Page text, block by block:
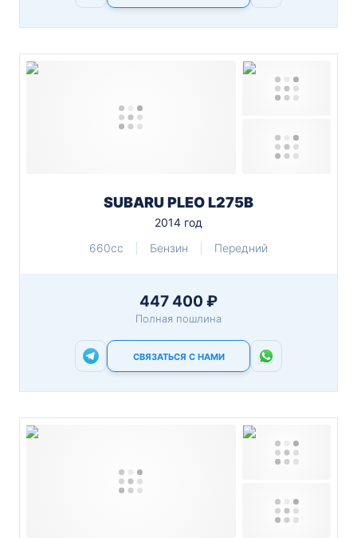
SUBARU PLEO L275B
2014 год
660cc
Бензин Передний
447 400 ₽
Полная пошлина
СВЯЗАТЬСЯ С НАМИ